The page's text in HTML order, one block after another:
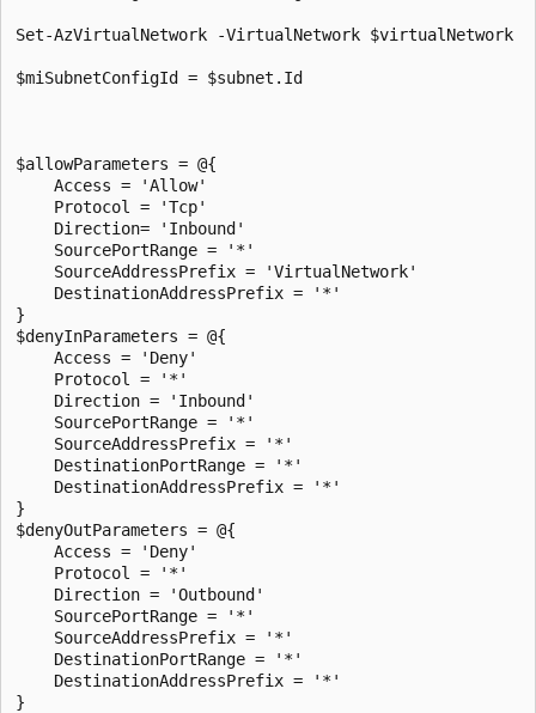
Set-AzVirtualNetwork -VirtualNetwork $virtualNetwork
$miSubnetConfigId = $subnet.Id
$allowParameters = @{
    Access = 'Allow'
    Protocol = 'Tcp'
    Direction= 'Inbound'
    SourcePortRange = '*'
    SourceAddressPrefix = 'VirtualNetwork'
    DestinationAddressPrefix = '*'
}
$denyInParameters = @{
    Access = 'Deny'
    Protocol = '*'
    Direction = 'Inbound'
    SourcePortRange = '*'
    SourceAddressPrefix = '*'
    DestinationPortRange = '*'
    DestinationAddressPrefix = '*'
}
$denyOutParameters = @{
    Access = 'Deny'
    Protocol = '*'
    Direction = 'Outbound'
    SourcePortRange = '*'
    SourceAddressPrefix = '*'
    DestinationPortRange = '*'
    DestinationAddressPrefix = '*'
}